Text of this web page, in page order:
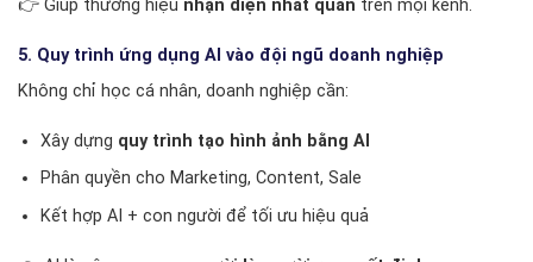
👉 Giúp thương hiệu nhận diện nhất quán trên mọi kênh.
5. Quy trình ứng dụng AI vào đội ngũ doanh nghiệp
Không chỉ học cá nhân, doanh nghiệp cần:
Xây dựng quy trình tạo hình ảnh bằng AI
Phân quyền cho Marketing, Content, Sale
Kết hợp AI + con người để tối ưu hiệu quả